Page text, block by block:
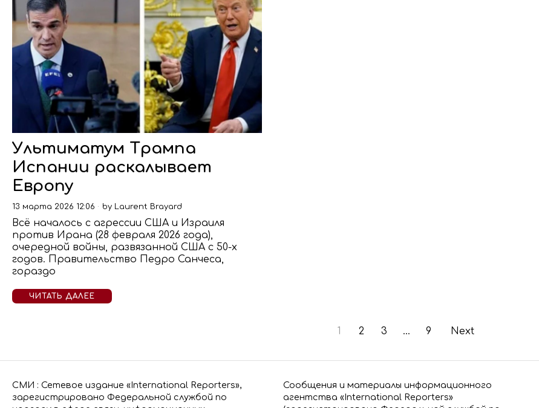
Ультиматум Трампа
Испании раскалывает
Европу
13 марта 2026 12:06 by Laurent Brayard
Всё началось с агрессии США и Израиля
против Ирана (28 февраля 2026 года),
очередной войны, развязанной США с 50-х
годов. Правительство Педро Санчеса,
гораздо
ЧИТАТЬ ДАЛЕЕ
1 2 3 … 9 Next
СМИ : Сетевое издание «International Reporters»,
зарегистрировано Федеральной службой по
Сообщения и материалы информационного
агентства «International Reporters»